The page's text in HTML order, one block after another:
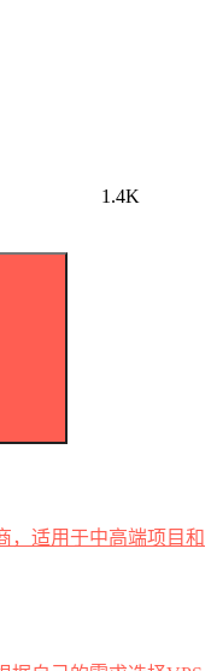
1.4K
，适用于中高端项目和